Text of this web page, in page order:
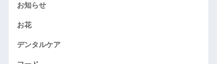
お知らせ
お花
デンタルケア